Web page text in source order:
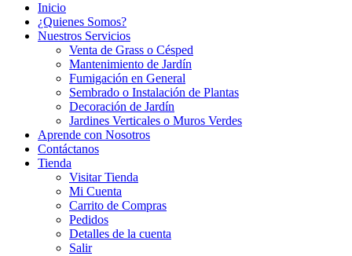
Inicio
¿Quienes Somos?
Nuestros Servicios
Venta de Grass o Césped
Mantenimiento de Jardín
Fumigación en General
Sembrado o Instalación de Plantas
Decoración de Jardín
Jardines Verticales o Muros Verdes
Aprende con Nosotros
Contáctanos
Tienda
Visitar Tienda
Mi Cuenta
Carrito de Compras
Pedidos
Detalles de la cuenta
Salir